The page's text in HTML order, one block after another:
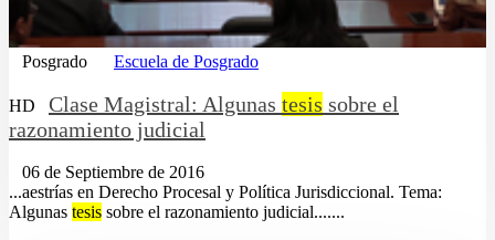
Posgrado Escuela de Posgrado
HD Clase Magistral: Algunas tesis sobre el
razonamiento judicial
06 de Septiembre de 2016
...aestrías en Derecho Procesal y Política Jurisdiccional. Tema:
Algunas tesis sobre el razonamiento judicial.......